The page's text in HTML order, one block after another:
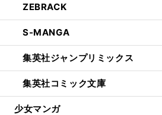
ZEBRACK
S-MANGA
集英社ジャンプリミックス
集英社コミック文庫
少女マンガ